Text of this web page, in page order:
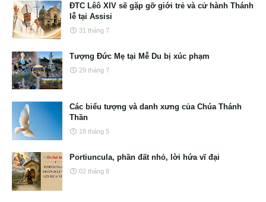
ĐTC Lêô XIV sẽ gặp gỡ giới trẻ và cử hành Thánh
lễ tại Assisi
31 tháng 7
Tượng Đức Mẹ tại Mễ Du bị xúc phạm
29 tháng 7
Các biểu tượng và danh xưng của Chúa Thánh
Thần
18 tháng 5
Portiuncula, phần đất nhỏ, lời hứa vĩ đại
02 tháng 8